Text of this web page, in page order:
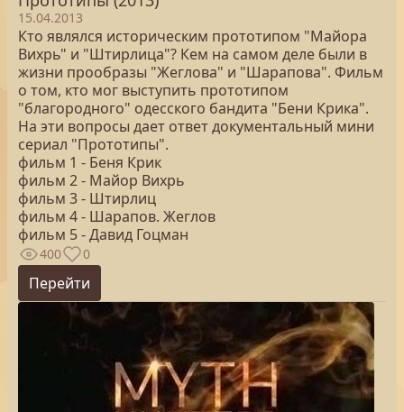
15.04.2013
Кто являлся историческим прототипом "Майора
Вихрь" и "Штирлица"? Кем на самом деле были в
жизни прообразы "Жеглова" и "Шарапова". Фильм
о том, кто мог выступить прототипом
"благородного" одесского бандита "Бени Крика".
На эти вопросы дает ответ документальный мини
сериал "Прототипы".
фильм 1 - Беня Крик
фильм 2 - Майор Вихрь
фильм 3 - Штирлиц
фильм 4 - Шарапов. Жеглов
фильм 5 - Давид Гоцман
400 0
Перейти